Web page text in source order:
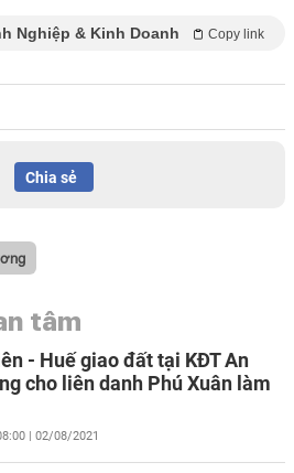
Nghiệp & Kinh Doanh Copy link
Chia sẻ
tâm
- Huế giao đất tại KĐT An
cho liên danh Phú Xuân làm
| 02/08/2021